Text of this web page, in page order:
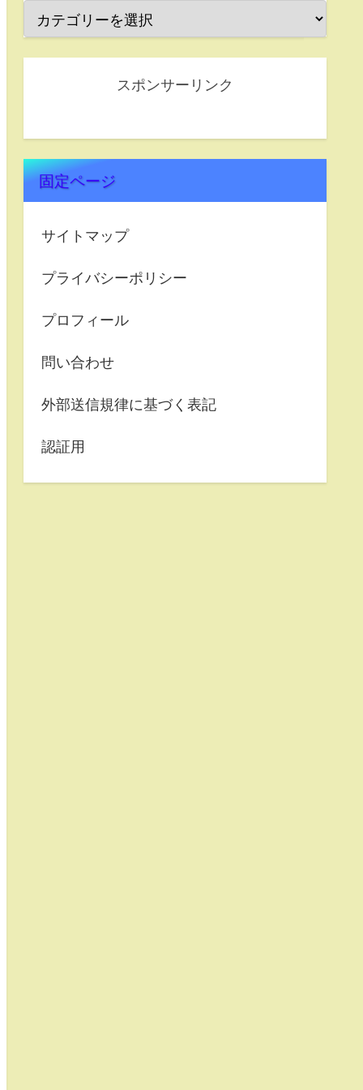
スポンサーリンク
固定ページ
サイトマップ
プライバシーポリシー
プロフィール
問い合わせ
外部送信規律に基づく表記
認証用